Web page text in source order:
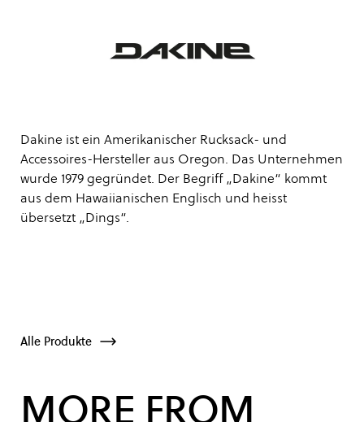
Dakine ist ein Amerikanischer Rucksack- und
Accessoires-Hersteller aus Oregon. Das Unternehmen
wurde 1979 gegründet. Der Begriff „Dakine“ kommt
aus dem Hawaiianischen Englisch und heisst
übersetzt „Dings“.
Alle Produkte
MORE FROM